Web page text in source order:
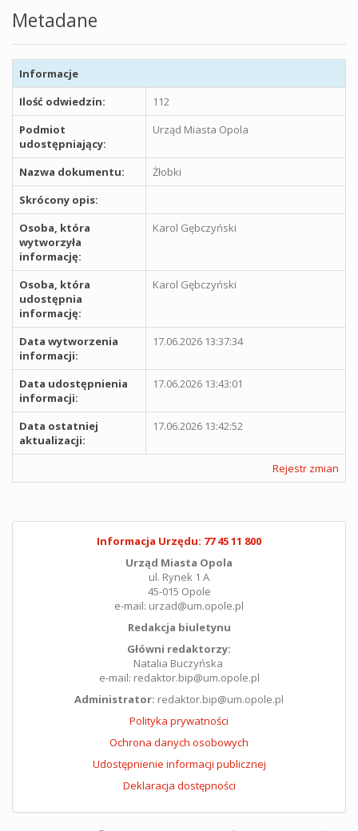
Metadane
Informacje
Ilość odwiedzin:
112
Podmiot
udostępniający:
Urząd Miasta Opola
Nazwa dokumentu:
Żłobki
Skrócony opis:
Osoba, która
wytworzyła
informację:
Karol Gębczyński
Osoba, która
udostępnia
informację:
Karol Gębczyński
Data wytworzenia
informacji:
17.06.2026 13:37:34
Data udostępnienia
informacji:
17.06.2026 13:43:01
Data ostatniej
aktualizacji:
17.06.2026 13:42:52
Rejestr zmian
Informacja Urzędu: 77 45 11 800
Urząd Miasta Opola
ul. Rynek 1 A
45-015 Opole
e-mail: urzad@um.opole.pl
Redakcja biuletynu
Główni redaktorzy:
Natalia Buczyńska
e-mail: redaktor.bip@um.opole.pl
Administrator: redaktor.bip@um.opole.pl
Polityka prywatności
Ochrona danych osobowych
Udostępnienie informacji publicznej
Deklaracja dostępności